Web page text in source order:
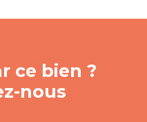
ce bien ?
nous